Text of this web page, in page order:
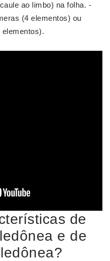
ao limbo) na folha. -
(4 elementos) ou
elementos).
de
e de